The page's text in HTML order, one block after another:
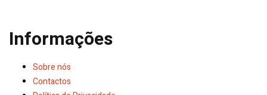
Informações
Sobre nós
Contactos